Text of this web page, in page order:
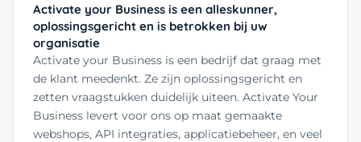
Activate your Business is een alleskunner,
oplossingsgericht en is betrokken bij uw
organisatie
Activate your Business is een bedrijf dat graag met
de klant meedenkt. Ze zijn oplossingsgericht en
zetten vraagstukken duidelijk uiteen. Activate Your
Business levert voor ons op maat gemaakte
webshops, API integraties, applicatiebeheer, en veel